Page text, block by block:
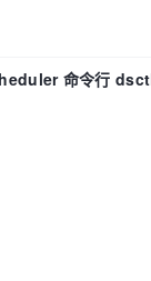
命令行